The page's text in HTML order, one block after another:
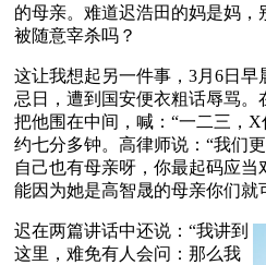
的母亲。难道迟浩田的妈是妈
被随意宰杀吗？
这让我想起另一件事，3月6日
忌日，遭到国安便衣粗话辱骂
把他围在中间，喊：“一二三，
约七分多钟。高律师说：“我们
自己也有母亲呀，你最起码应
能因为她是高智晟的母亲你们就
迟在两篇讲话中还说：“我讲到
这里，难免有人会问：那么我